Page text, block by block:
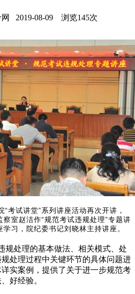
2019-08-09 浏览145次
考试讲堂”系列讲座活动再次开讲，
室赵洁作“规范考试违规处理”专题讲
习，院纪委书记刘晓林主持讲座。
处理的基本做法、相关模式、处
处理过程中关键环节的具体问题进
实案例，提供了关于进一步规范考
好经验。